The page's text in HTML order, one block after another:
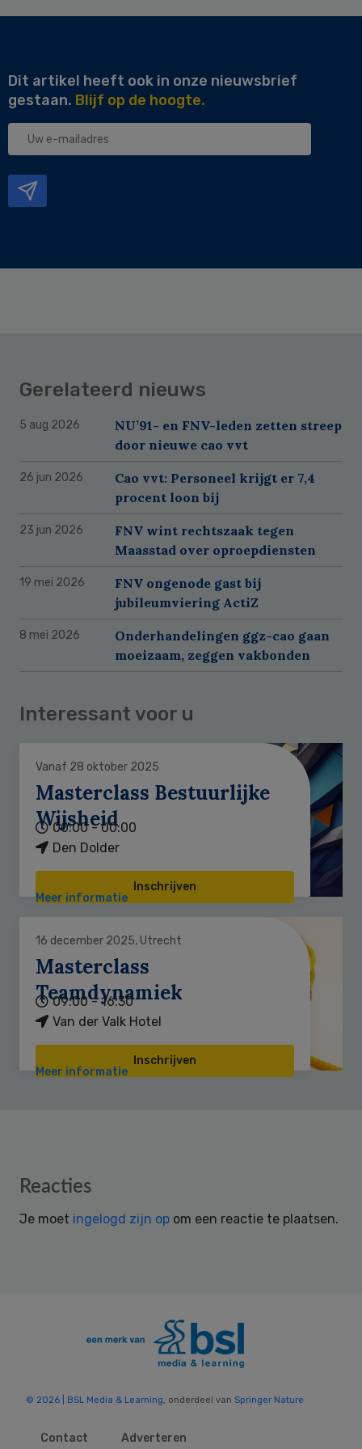
Dit artikel heeft ook in onze nieuwsbrief
gestaan. Blijf op de hoogte.
Uw
Gerelateerd nieuws
5 aug 2026
NU’91- en FNV-leden zetten streep
door nieuwe cao vvt
26 jun 2026
Cao vvt: Personeel krijgt er 7,4
procent loon bij
23 jun 2026
FNV wint rechtszaak tegen
Maasstad over oproepdiensten
19 mei 2026
FNV ongenode gast bij
jubileumviering ActiZ
8 mei 2026
Onderhandelingen ggz-cao gaan
moeizaam, zeggen vakbonden
Interessant voor u
Vanaf 28 oktober 2025
Masterclass Bestuurlijke
Wijsheid
00:00 - 00:00
Den Dolder
Inschrijven
Meer informatie
16 december 2025, Utrecht
Masterclass
Teamdynamiek
09:00 - 16:30
Van der Valk Hotel
Inschrijven
Meer informatie
Reader
Reacties
Je moet ingelogd zijn op om een reactie te plaatsen.
© 2026 | BSL Media & Learning, onderdeel van Springer Nature
Contact Adverteren